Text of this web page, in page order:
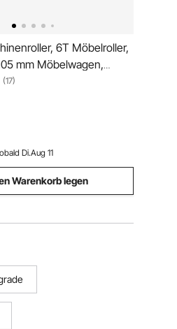
6T Möbelroller,
mm Möbelwagen,
mit 360° Drehkappe
Möbelwagen,
Industrie-
Gelb
(17)
Di.Aug 11
Warenkorb legen